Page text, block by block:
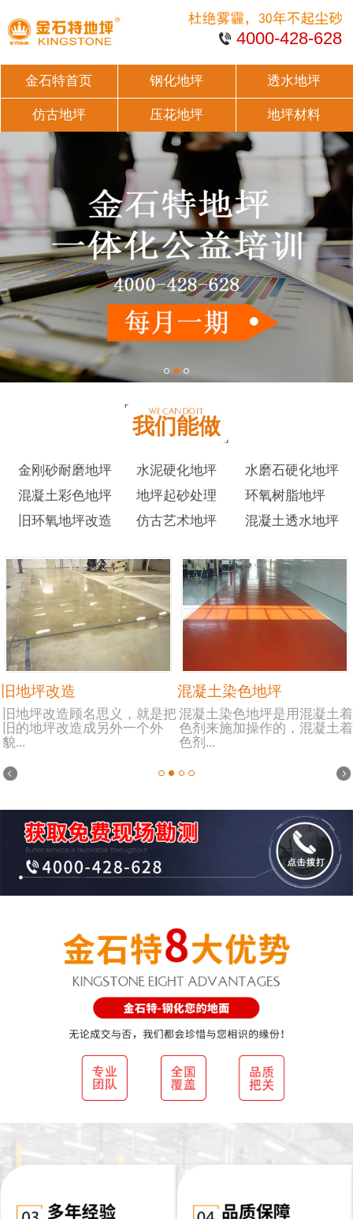
4000-428-628
金石特首页 钢化地坪 透水地坪
仿古地坪 压花地坪 地坪材料
我们能做
金刚砂耐磨地坪 水泥硬化地坪
水磨石硬化地坪
混凝土彩色地坪
地坪起砂处理
环氧树脂地坪
旧环氧地坪改造
仿古艺术地坪 混凝土透水地坪
旧地坪改造
旧地坪改造顾名思义，就是把
旧的地坪改造成另外一个外
貌...
混凝土染色地坪
混凝土染色地坪是用混凝土着
色剂来施加操作的，混凝土着
色剂...